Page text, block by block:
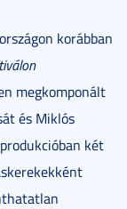
korábban
megkomponált
és Miklós
két